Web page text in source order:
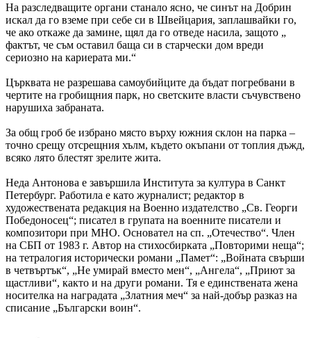
На разследващите органи станало ясно, че синът на Добрин
искал да го вземе при себе си в Швейцария, заплашвайки го,
че ако откаже да замине, щял да го отведе насила, защото „
фактът, че съм оставил баща си в старчески дом вреди
сериозно на кариерата ми.“
Църквата не разрешава самоубийците да бъдат погребвани в
чертите на гробищния парк, но светските власти съчувствено
нарушиха забраната.
За общ гроб бе избрано място върху южния склон на парка –
точно срещу отсрещния хълм, където окъпани от топлия дъжд,
всяко лято блестят зрелите жита.
Неда Антонова е завършила Института за култура в Санкт
Петербург. Работила е като журналист; редактор в
художествената редакция на Военно издателство „Св. Георги
Победоносец“; писател в групата на военните писатели и
композитори при МНО. Основател на сп. „Отечество“. Член
на СБП от 1983 г. Автор на стихосбирката „Повторими неща“;
на тетралогия исторически романи „Памет“: „Войната свърши
в четвъртък“, „Не умирай вместо мен“, „Ангела“, „Приют за
щастливи“, както и на други романи. Тя е единствената жена
носителка на наградата „Златния меч“ за най-добър разказ на
списание „Български воин“.